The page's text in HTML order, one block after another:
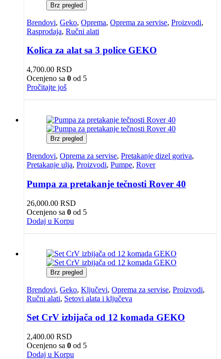
Brz pregled
Brendovi, Geko, Oprema, Oprema za servise, Proizvodi,
Rasprodaja, Ručni alati
Kolica za alat sa 3 police GEKO
4,700.00 RSD
Ocenjeno sa 0 od 5
Pročitajte još
Brz pregled
Brendovi, Oprema za servise, Pretakanje dizel goriva,
Pretakanje ulja, Proizvodi, Pumpe, Rover
Pumpa za pretakanje tečnosti Rover 40
26,000.00 RSD
Ocenjeno sa 0 od 5
Dodaj u Korpu
Brz pregled
Brendovi, Geko, Ključevi, Oprema za servise, Proizvodi,
Ručni alati, Setovi alata i ključeva
Set CrV izbijača od 12 komada GEKO
2,400.00 RSD
Ocenjeno sa 0 od 5
Dodaj u Korpu